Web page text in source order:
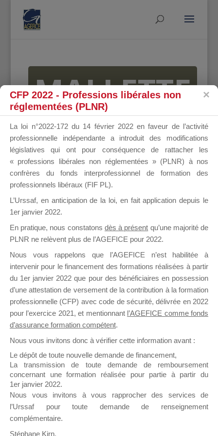
MALLETTE
DU
DIRIGEANT
il y a un mois
Ce groupe est destiné aux Organismes de
Formation qui souhaitent répondre à l’Appel à
Propositions Mallette du Dirigeant.
Ce groupe propose un forum dédié au support
sur lequel il est possible de laisser un message
ou poser une question.
NB : Il est nécessaire d’être
pouvoir rejoindre ce groupe
CFP 2022 - Professions libérales non
réglementées (PLNR)
La loi n°2022-172 du 14 février 2022 en faveur de l’activité
professionnelle indépendante a introduit des modifications
législatives qui ont pour conséquence de rattacher les
« professions libérales non réglementées » (PLNR) à nos
confrères du fonds interprofessionnel de formation des
professionnels libéraux (FIF PL).
L’Urssaf, en anticipation de la loi, en fait application depuis le
1er janvier 2022.
En pratique, nous constatons dès à présent qu’une majorité de
PLNR ne relèvent plus de l’AGEFICE pour 2022.
Nous vous rappelons que l’AGEFICE n’est habilitée à
intervenir pour le financement des formations réalisées à partir
du 1er janvier 2022 que pour des bénéficiaires en possession
d’une attestation de versement de la contribution à la formation
professionnelle (CFP) avec code de sécurité, délivrée en 2022
pour l’exercice 2021, et mentionnant l’AGEFICE comme fonds
d’assurance formation compétent.
Nous vous invitons donc à vérifier cette information avant :
Le dépôt de toute nouvelle demande de financement,
La transmission de toute demande de remboursement
concernant une formation réalisée pour partie à partir du
1er janvier 2022.
Nous vous invitons à vous rapprocher des services de
l’Urssaf pour toute demande de renseignement
complémentaire.
Stéphane Kirn,